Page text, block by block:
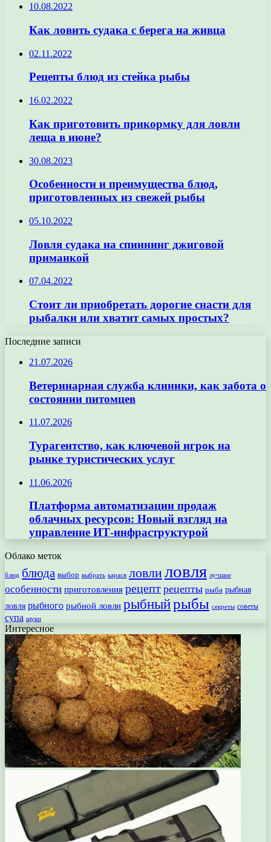
10.08.2022
Как ловить судака с берега на живца
02.11.2022
Рецепты блюд из стейка рыбы
16.02.2022
Как приготовить прикормку для ловли
леща в июне?
30.08.2023
Особенности и преимущества блюд,
приготовленных из свежей рыбы
05.10.2022
Ловля судака на спиннинг джиговой
приманкой
07.04.2022
Стоит ли приобретать дорогие снасти для
рыбалки или хватит самых простых?
Последние записи
21.07.2026
Ветеринарная служба клиники, как забота о
состоянии питомцев
11.07.2026
Турагентство, как ключевой игрок на
рынке туристических услуг
11.06.2026
Платформа автоматизации продаж
облачных ресурсов: Новый взгляд на
управление ИТ-инфраструктурой
Облако меток
блюд блюда выбор выбрать карася ловлиловля лучшие
особенности приготовления рецепт рецепты рыба рыбная
ловля рыбного рыбной ловли рыбныйрыбы секреты советы
супа щуки
Интересное